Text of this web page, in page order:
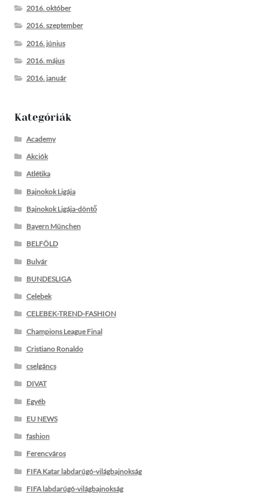
2016. október
2016. szeptember
2016. június
2016. május
2016. január
Kategóriák
Academy
Akciók
Atlétika
Bajnokok Ligája
Bajnokok Ligája-döntő
Bayern München
BELFÖLD
Bulvár
BUNDESLIGA
Celebek
CELEBEK-TREND-FASHION
Champions League Final
Cristiano Ronaldo
cselgáncs
DIVAT
Egyéb
EU NEWS
fashion
Ferencváros
FIFA Katar labdarúgó-világbajnokság
FIFA labdarúgó-világbajnokság